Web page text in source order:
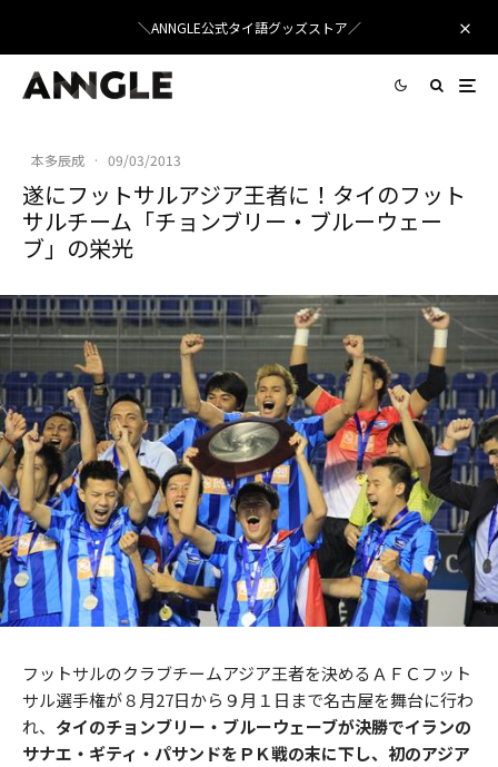
＼ANNGLE公式タイ語グッズストア／
本多辰成 · 09/03/2013
遂にフットサルアジア王者に！タイのフット
サルチーム「チョンブリー・ブルーウェー
ブ」の栄光
フットサルのクラブチームアジア王者を決めるＡＦＣフット
サル選手権が８月27日から９月１日まで名古屋を舞台に行わ
れ、 タイのチョンブリー・ブルーウェーブが決勝でイランの
サナエ・ギティ・パサンドをＰＫ戦の末に下し、初のアジア